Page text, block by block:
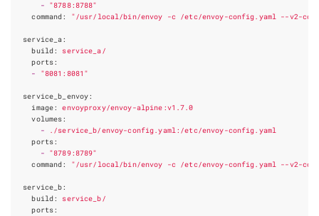
-
"8788:8788"
command : "/usr/local/bin/envoy -c /etc/envoy-config.yaml --v2-
service_a:
build :
service_a/
ports:
-
"8081:8081"
service_b_envoy:
image:
envoyproxy/envoy-alpine:v1.7.0
volumes:
-
./service_b/envoy-config.yaml:/etc/envoy-config.yaml
ports:
-
"8789:8789"
command : "/usr/local/bin/envoy -c /etc/envoy-config.yaml --v2-
service_b:
build :
service_b/
ports: